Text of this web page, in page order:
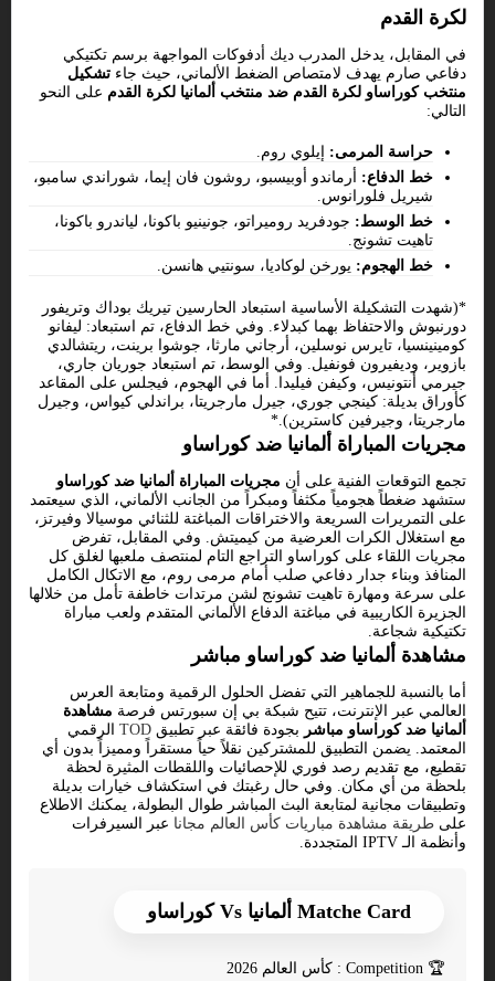
لكرة القدم
في المقابل، يدخل المدرب ديك أدفوكات المواجهة برسم تكتيكي
دفاعي صارم يهدف لامتصاص الضغط الألماني، حيث جاء تشكيل
منتخب كوراساو لكرة القدم ضد منتخب ألمانيا لكرة القدم على النحو
التالي:
حراسة المرمى: إيلوي روم.
خط الدفاع: أرماندو أوبيسبو، روشون فان إيما، شوراندي سامبو،
شيريل فلورانوس.
خط الوسط: جودفريد روميراتو، جونينيو باكونا، لياندرو باكونا،
تاهيت تشونج.
خط الهجوم: يورخن لوكاديا، سونتيي هانسن.
*(شهدت التشكيلة الأساسية استبعاد الحارسين تيريك بوداك وتريفور
دورنبوش والاحتفاظ بهما كبدلاء. وفي خط الدفاع، تم استبعاد: ليفانو
كومينينسيا، تايرس نوسلين، أرجاني مارثا، جوشوا برينت، ريتشالدي
بازوير، وديفيرون فونفيل. وفي الوسط، تم استبعاد جوريان جاري،
جيرمي أنتونيس، وكيفن فيليدا. أما في الهجوم، فيجلس على المقاعد
كأوراق بديلة: كينجي جوري، جيرل مارجريتا، براندلي كيواس، وجيرل
مارجريتا، وجيرفين كاسترين).*
مجريات المباراة ألمانيا ضد كوراساو
تجمع التوقعات الفنية على أن مجريات المباراة ألمانيا ضد كوراساو
ستشهد ضغطاً هجومياً مكثفاً ومبكراً من الجانب الألماني، الذي سيعتمد
على التمريرات السريعة والاختراقات المباغتة للثنائي موسيالا وفيرتز،
مع استغلال الكرات العرضية من كيميتش. وفي المقابل، تفرض
مجريات اللقاء على كوراساو التراجع التام لمنتصف ملعبها لغلق كل
المنافذ وبناء جدار دفاعي صلب أمام مرمى روم، مع الاتكال الكامل
على سرعة ومهارة تاهيت تشونج لشن مرتدات خاطفة تأمل من خلالها
الجزيرة الكاريبية في مباغتة الدفاع الألماني المتقدم ولعب مباراة
تكتيكية شجاعة.
مشاهدة ألمانيا ضد كوراساو مباشر
أما بالنسبة للجماهير التي تفضل الحلول الرقمية ومتابعة العرس
العالمي عبر الإنترنت، تتيح شبكة بي إن سبورتس فرصة مشاهدة
ألمانيا ضد كوراساو مباشر بجودة فائقة عبر تطبيق TOD الرقمي
المعتمد. يضمن التطبيق للمشتركين نقلاً حياً مستقراً ومميزاً بدون أي
تقطيع، مع تقديم رصد فوري للإحصائيات واللقطات المثيرة لحظة
بلحظة من أي مكان. وفي حال رغبتك في استكشاف خيارات بديلة
وتطبيقات مجانية لمتابعة البث المباشر طوال البطولة، يمكنك الاطلاع
على طريقة مشاهدة مباريات كأس العالم مجانا عبر السيرفرات
وأنظمة الـ IPTV المتجددة.
Matche Card ألمانيا Vs كوراساو
🏆